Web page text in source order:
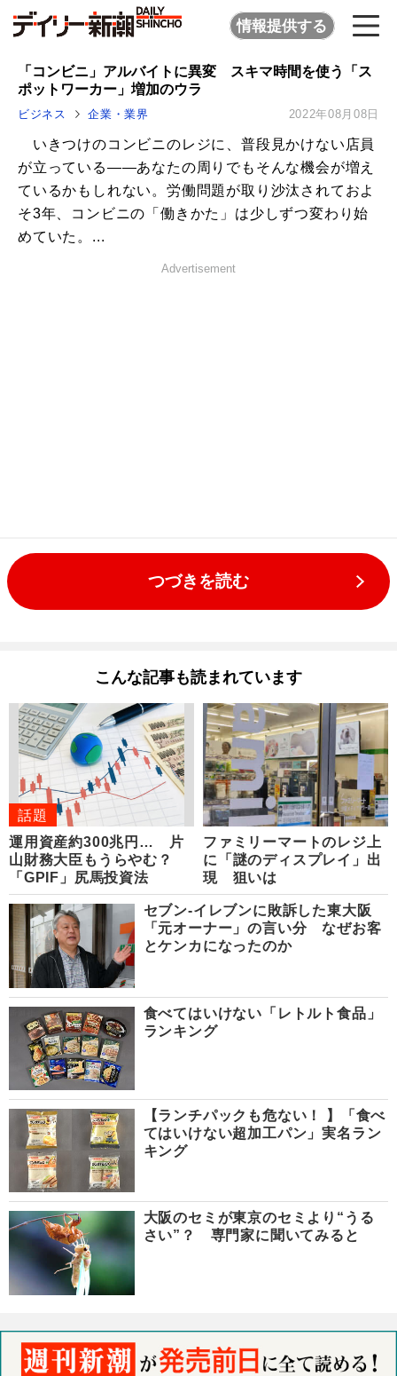
情報提供する
「コンビニ」アルバイトに異変 スキマ時間を使う「ス
ポットワーカー」増加のウラ
ビジネス 企業・業界 2022年08月08日
いきつけのコンビニのレジに、普段見かけない店員
が立っている――あなたの周りでもそんな機会が増え
ているかもしれない。労働問題が取り沙汰されておよ
そ3年、コンビニの「働きかた」は少しずつ変わり始
めていた。...
Advertisement
つづきを読む
こんな記事も読まれています
話題
運用資産約300兆円… 片
山財務大臣もうらやむ？
「GPIF」尻馬投資法
ファミリーマートのレジ上
に「謎のディスプレイ」出
現 狙いは
セブン-イレブンに敗訴した東大阪
「元オーナー」の言い分 なぜお客
とケンカになったのか
食べてはいけない「レトルト食品」
ランキング
【ランチパックも危ない！ 】「食べ
てはいけない超加工パン」実名ラン
キング
大阪のセミが東京のセミより“うる
さい”？ 専門家に聞いてみると